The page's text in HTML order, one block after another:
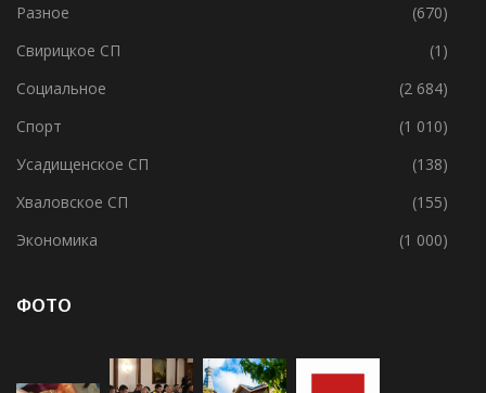
Разное
(670)
Свирицкое СП
(1)
Социальное
(2 684)
Спорт
(1 010)
Усадищенское СП
(138)
Хваловское СП
(155)
Экономика
(1 000)
ФОТО